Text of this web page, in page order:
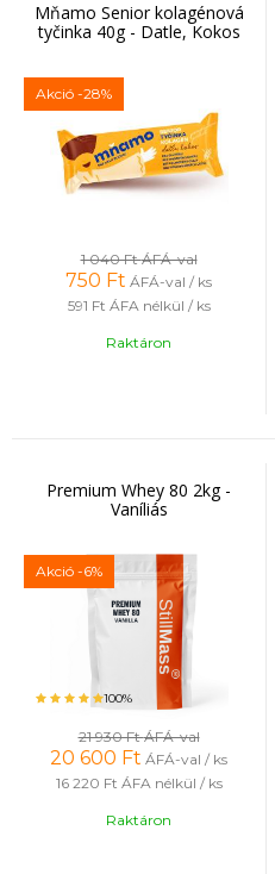
Mňamo Senior kolagénová
tyčinka 40g - Datle, Kokos
Akció -28%
1 040 FtÁFÁ-val
750 Ft ÁFÁ-val / ks
591 Ft ÁFA nélkül / ks
Raktáron
Premium Whey 80 2kg -
Vaníliás
Akció -6%
100%
21 930 FtÁFÁ-val
20 600 Ft ÁFÁ-val / ks
16 220 Ft ÁFA nélkül / ks
Raktáron